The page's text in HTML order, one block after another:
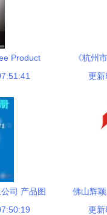
Product
觉赋能
《杭州
更
司 产品图
业视觉力
佛山辉
更